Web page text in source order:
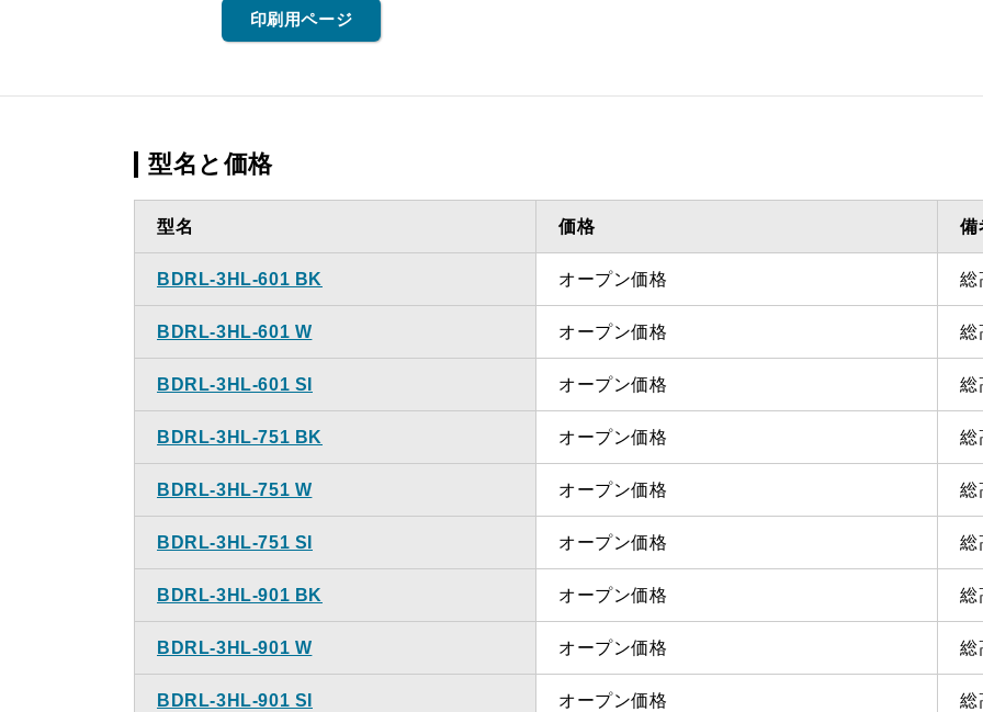
印刷用ページ
型名と価格
型名 価格 備
BDRL-3HL-601 BK オープン価格 総
BDRL-3HL-601 W オープン価格 総
BDRL-3HL-601 SI オープン価格 総
BDRL-3HL-751 BK オープン価格 総
BDRL-3HL-751 W オープン価格 総
BDRL-3HL-751 SI オープン価格 総
BDRL-3HL-901 BK オープン価格 総
BDRL-3HL-901 W オープン価格 総
BDRL-3HL-901 SI オープン価格 総